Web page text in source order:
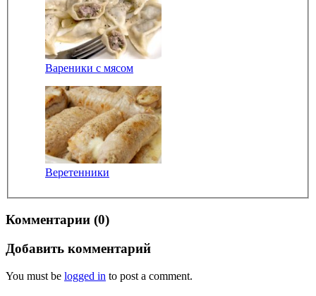
Вареники с мясом
Веретенники
Комментарии (0)
Добавить комментарий
You must be logged in to post a comment.